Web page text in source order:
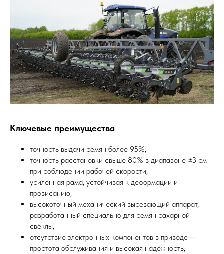
Ключевые преимущества
точность выдачи семян более 95%;
точность расстановки свыше 80% в диапазоне ±3 см
при соблюдении рабочей скорости;
усиленная рама, устойчивая к деформации и
провисанию;
высокоточный механический высевающий аппарат,
разработанный специально для семян сахарной
свёклы;
отсутствие электронных компонентов в приводе —
простота обслуживания и высокая надёжность;